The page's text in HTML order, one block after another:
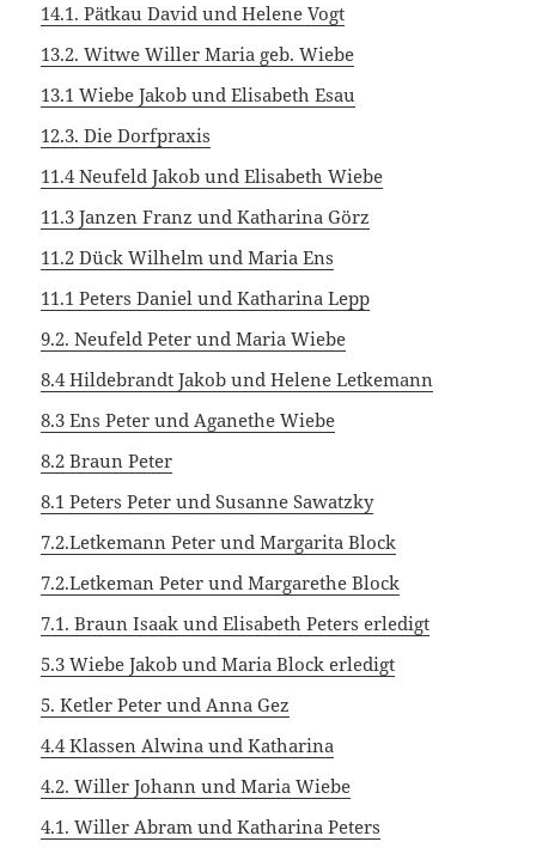
14.1. Pätkau David und Helene Vogt
13.2. Witwe Willer Maria geb. Wiebe
13.1 Wiebe Jakob und Elisabeth Esau
12.3. Die Dorfpraxis
11.4 Neufeld Jakob und Elisabeth Wiebe
11.3 Janzen Franz und Katharina Görz
11.2 Dück Wilhelm und Maria Ens
11.1 Peters Daniel und Katharina Lepp
9.2. Neufeld Peter und Maria Wiebe
8.4 Hildebrandt Jakob und Helene Letkemann
8.3 Ens Peter und Aganethe Wiebe
8.2 Braun Peter
8.1 Peters Peter und Susanne Sawatzky
7.2.Letkemann Peter und Margarita Block
7.2.Letkeman Peter und Margarethe Block
7.1. Braun Isaak und Elisabeth Peters erledigt
5.3 Wiebe Jakob und Maria Block erledigt
5. Ketler Peter und Anna Gez
4.4 Klassen Alwina und Katharina
4.2. Willer Johann und Maria Wiebe
4.1. Willer Abram und Katharina Peters